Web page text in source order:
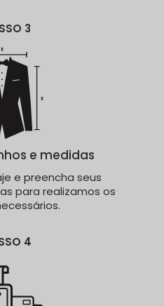
3
e medidas
e preencha seus
para realizamos os
4